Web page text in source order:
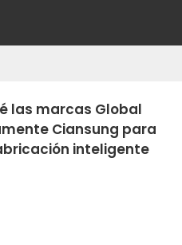
las marcas Global
Ciansung para
inteligente